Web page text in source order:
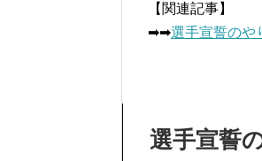
【関連記事】
➡︎➡︎選手宣誓のや
選手宣誓